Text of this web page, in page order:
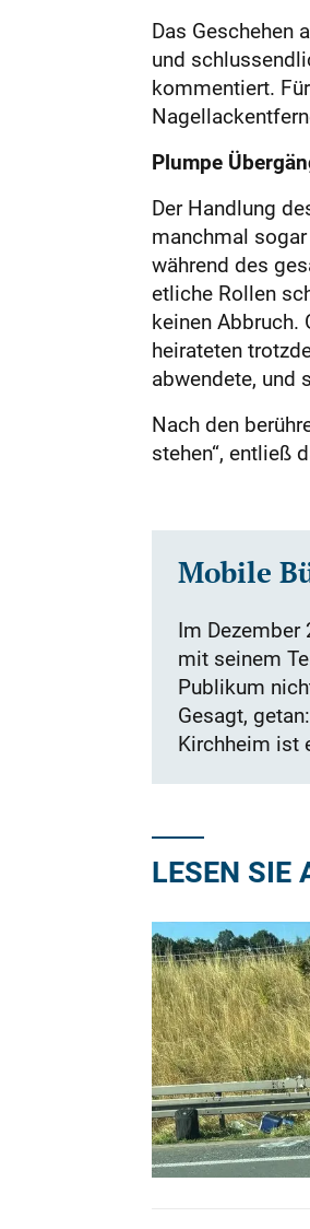
Das Geschehen
und
kommentiert.
Plumpe
Der Handlung
manchmal
während des
etliche Rollen
keinen Abbruch.
heirateten
abwendete, und
Nach den
stehen“, entließ
Mobile
Im Dezember
mit seinem
Publikum
Gesagt,
Kirchheim ist
LESEN SIE